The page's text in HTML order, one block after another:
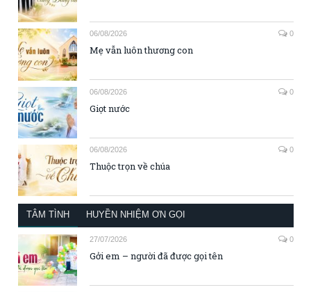
06/08/2026 0
Mẹ vẫn luôn thương con
06/08/2026 0
Giọt nước
06/08/2026 0
Thuộc trọn về chúa
TÂM TÌNH HUYỀN NHIỆM ƠN GỌI
27/07/2026 0
Gởi em – người đã được gọi tên